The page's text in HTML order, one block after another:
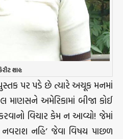
શાહ
પર પડે છે ત્યારે અચૂક મનમાં
અમેરિકામાં બીજા કોઈ
વિચાર કેમ ન આવ્યો! જેમાં
નવરાશ નહિ’ જેવા વિષય પાછળ